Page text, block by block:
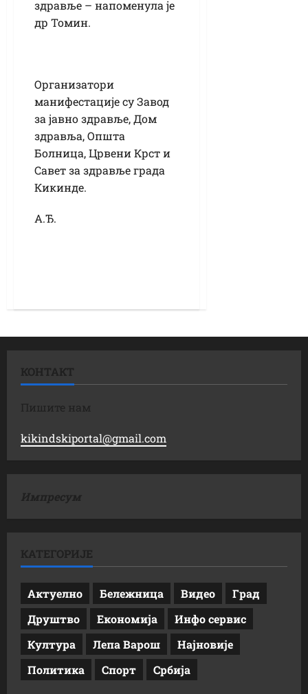
здравље – напоменула је
др Томин.
Организатори
манифестације су Завод
за јавно здравље, Дом
здравља, Општа
Болница, Црвени Крст и
Савет за здравље града
Кикинде.
А.Ђ.
КОНТАКТ
Пишите нам
kikindskiportal@gmail.com
Импресум
КАТЕГОРИЈЕ
Актуелно Бележница Видео
Град
Друштво
Економија
Инфо сервис
Култура
Лепа Варош
Најновије
Политика
Спорт Србија